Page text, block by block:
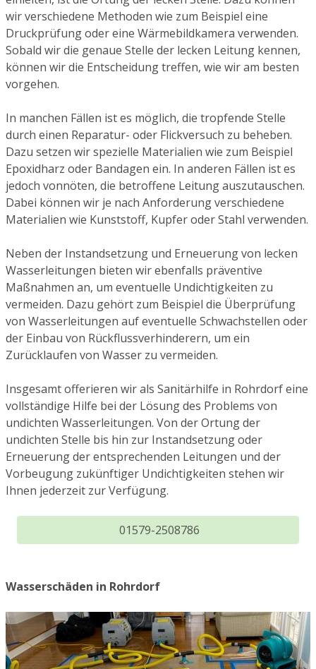
wir verschiedene Methoden wie zum Beispiel eine
Druckprüfung oder eine Wärmebildkamera verwenden.
Sobald wir die genaue Stelle der lecken Leitung kennen,
können wir die Entscheidung treffen, wie wir am besten
vorgehen.
In manchen Fällen ist es möglich, die tropfende Stelle
durch einen Reparatur- oder Flickversuch zu beheben.
Dazu setzen wir spezielle Materialien wie zum Beispiel
Epoxidharz oder Bandagen ein. In anderen Fällen ist es
jedoch vonnöten, die betroffene Leitung auszutauschen.
Dabei können wir je nach Anforderung verschiedene
Materialien wie Kunststoff, Kupfer oder Stahl verwenden.
Neben der Instandsetzung und Erneuerung von lecken
Wasserleitungen bieten wir ebenfalls präventive
Maßnahmen an, um eventuelle Undichtigkeiten zu
vermeiden. Dazu gehört zum Beispiel die Überprüfung
von Wasserleitungen auf eventuelle Schwachstellen oder
der Einbau von Rückflussverhinderern, um ein
Zurücklaufen von Wasser zu vermeiden.
Insgesamt offerieren wir als Sanitärhilfe in Rohrdorf eine
vollständige Hilfe bei der Lösung des Problems von
undichten Wasserleitungen. Von der Ortung der
undichten Stelle bis hin zur Instandsetzung oder
Erneuerung der entsprechenden Leitungen und der
Vorbeugung zukünftiger Undichtigkeiten stehen wir
Ihnen jederzeit zur Verfügung.
01579-2508786
Wasserschäden in Rohrdorf